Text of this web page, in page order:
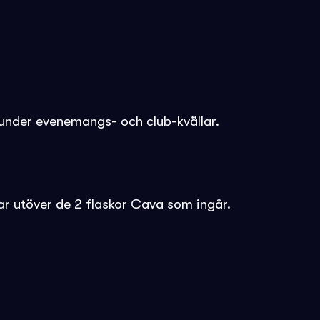
evenemangs- och club-kvällar.
utöver de 2 flaskor Cava som ingår.